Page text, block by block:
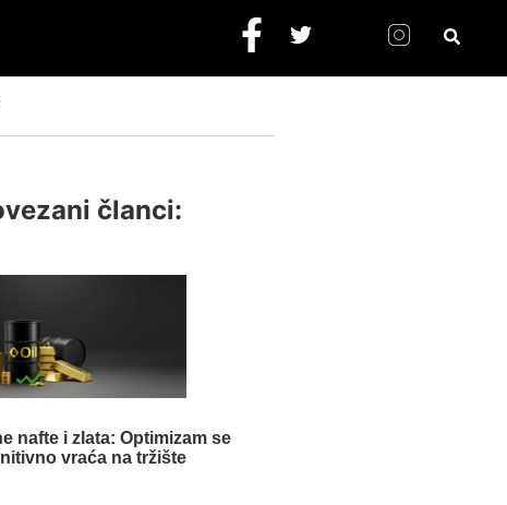
članci:
nafte i zlata: Optimizam se
vraća na tržište